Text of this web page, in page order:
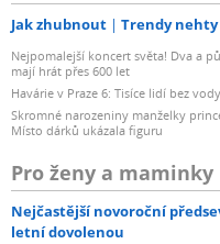
Jak zhubnout Trendy nehty
Nejpomalejší koncert světa! Dva a
mají hrát přes 600 let
Havárie v Praze 6: Tisíce lidí bez
Skromné narozeniny manželky
Místo dárků ukázala figuru
Pro ženy a maminky
Nejčastější novoroční
letní dovolenou